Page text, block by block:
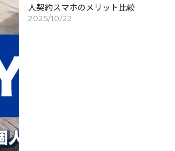
2025/10/22
人契約スマホのメリット比較